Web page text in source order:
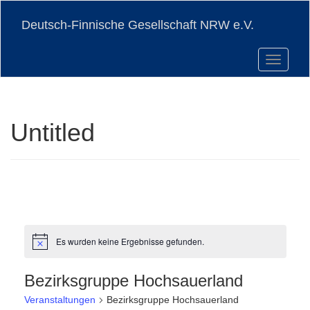
Deutsch-Finnische Gesellschaft NRW e.V.
Toggle
Untitled
HinweisEs wurden keine Ergebnisse gefunden.
Bezirksgruppe Hochsauerland
Veranstaltungen Bezirksgruppe Hochsauerland